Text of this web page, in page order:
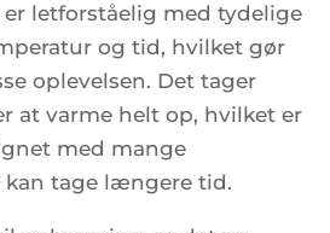
letforståelig med tydelige
og tid, hvilket gør
oplevelsen. Det tager
at varme helt op, hvilket er
med mange
kan tage længere tid.